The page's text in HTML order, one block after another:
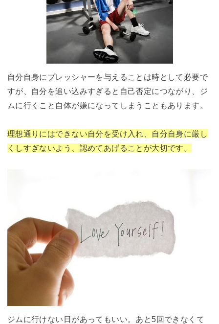
自分自身にプレッシャーを与えることは時として必要で
すが、自分を追い込みすぎると自己否定につながり、ジ
ムに行くこと自体が嫌になってしまうこともあります。
理想通りにはできない自分を受け入れ、自分自身に厳し
くしすぎないよう、認めてあげることが大切です。
ジムに行けない日があってもいい。あと5回できなくて